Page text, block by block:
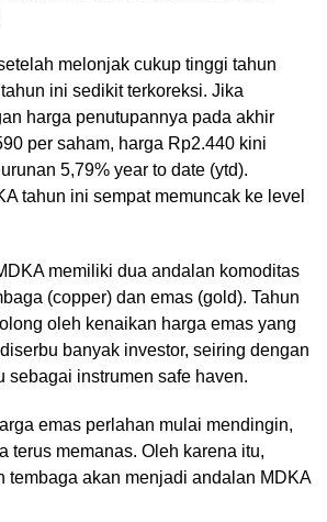
melonjak cukup tinggi tahun
ini sedikit terkoreksi. Jika
harga penutupannya pada akhir
per saham, harga Rp2.440 kini
5,79% year to date (ytd).
tahun ini sempat memuncak ke level
memiliki dua andalan komoditas
(copper) dan emas (gold). Tahun
oleh kenaikan harga emas yang
banyak investor, seiring dengan
sebagai instrumen safe haven.
emas perlahan mulai mendingin,
terus memanas. Oleh karena itu,
tembaga akan menjadi andalan MDKA